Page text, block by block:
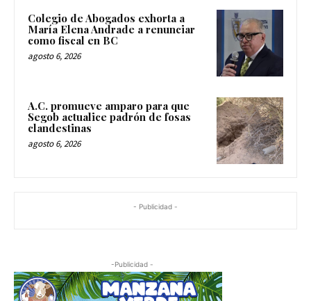
Colegio de Abogados exhorta a
María Elena Andrade a renunciar
como fiscal en BC
agosto 6, 2026
A.C. promueve amparo para que
Segob actualice padrón de fosas
clandestinas
agosto 6, 2026
- Publicidad -
-Publicidad -